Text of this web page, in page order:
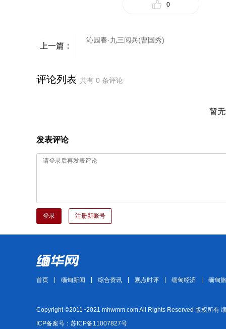
0
上一篇：
沁园春·九三阅兵(曹国秀)
评论列表 共有 0 条评论
暂
发表评论
登录 注册新账号
首页 缅甸新闻 综合资讯 观点时评 缅甸经济 缅甸
Copyright ©2011~2021 mhwmm.com All Rights Reserved 版权所有
ICP备案号：苏ICP备11007827号